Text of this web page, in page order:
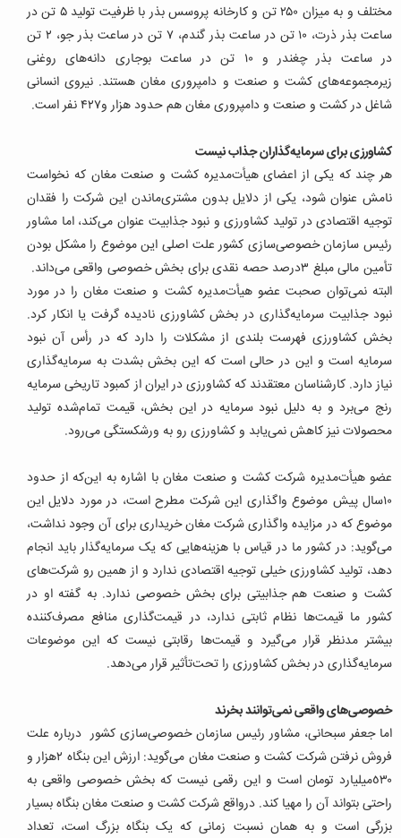
مختلف و به میزان ۲۵۰ تن و کارخانه پروسس بذر با ظرفیت تولید ۵ تن در
ساعت بذر ذرت، ۱۰ تن در ساعت بذر گندم، ۷ تن در ساعت بذر جو، ۲ تن
در ساعت بذر چغندر و ۱۰ تن در ساعت بوجاری دانه‌های روغنی
زیرمجموعه‌های کشت و صنعت و دامپروری مغان هستند. نیروی انسانی
شاغل در کشت و صنعت و دامپروری مغان هم حدود ‌هزار و۴۲۷ نفر است.
کشاورزی برای سرمایه‌گذاران جذاب نیست
هر چند که یکی از اعضای هیأت‌مدیره کشت و صنعت مغان که نخواست
نامش عنوان شود، یکی از دلایل بدون مشتری‌ماندن این شرکت را فقدان
توجیه اقتصادی در تولید کشاورزی و نبود جذابیت عنوان می‌کند، اما مشاور
رئیس سازمان خصوصی‌سازی کشور علت اصلی این موضوع را مشکل بودن
تأمین مالی مبلغ ٣‌درصد حصه نقدی برای بخش خصوصی واقعی می‌داند.
البته نمی‌توان صحبت عضو هیأت‌مدیره کشت و صنعت مغان را در مورد
نبود جذابیت سرمایه‌گذاری در بخش کشاورزی نادیده گرفت یا انکار کرد.
بخش کشاورزی فهرست بلندی از مشکلات را دارد که در رأس آن نبود
سرمایه است و این در حالی است که این بخش بشدت به سرمایه‌گذاری
نیاز دارد. کارشناسان معتقدند که کشاورزی در ایران از کمبود تاریخی سرمایه
رنج می‌برد و به دلیل نبود سرمایه در این بخش، قیمت تمام‌شده تولید
محصولات نیز کاهش نمی‌یابد و کشاورزی رو به ورشکستگی می‌رود.
عضو هیأت‌مدیره شرکت کشت و صنعت مغان با اشاره به این‌که از حدود
١٠‌سال پیش موضوع واگذاری این شرکت مطرح است، در مورد دلایل این
موضوع که در مزایده واگذاری شرکت مغان خریداری برای آن وجود نداشت،
می‌گوید: در کشور ما در قیاس با هزینه‌هایی که یک سرمایه‌گذار باید انجام
دهد، تولید کشاورزی خیلی توجیه اقتصادی ندارد و از همین رو شرکت‌های
کشت و صنعت هم جذابیتی برای بخش خصوصی ندارد. به گفته او در
کشور ما قیمت‌ها نظام ثابتی ندارد، در قیمت‌گذاری منافع مصرف‌کننده
بیشتر مدنظر قرار می‌گیرد و قیمت‌ها رقابتی نیست که این موضوعات
سرمایه‌گذاری در بخش کشاورزی را تحت‌تأثیر قرار می‌دهد.
خصوصی‌های واقعی نمی‌توانند بخرند
اما جعفر سبحانی، مشاور رئیس سازمان خصوصی‌سازی کشور درباره علت
فروش نرفتن شرکت کشت و صنعت مغان می‌گوید: ارزش این بنگاه ٢‌هزار و
٥٣٠‌میلیارد تومان است و این رقمی نیست که بخش خصوصی واقعی به
راحتی بتواند آن را مهیا کند. درواقع شرکت کشت و صنعت مغان بنگاه بسیار
بزرگی است و به همان نسبت زمانی که یک بنگاه بزرگ است، تعداد